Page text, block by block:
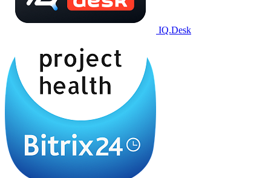
IQ.Desk